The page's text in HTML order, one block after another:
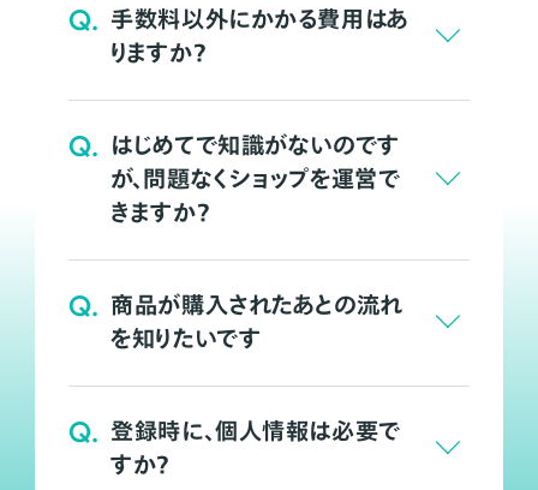
Q. 手数料以外にかかる費用はあ
りますか？
Q. はじめてで知識がないのです
が、問題なくショップを運営で
きますか？
Q. 商品が購入されたあとの流れ
を知りたいです
Q. 登録時に、個人情報は必要で
すか？